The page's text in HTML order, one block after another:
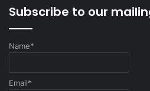
Subscribe to our
Name*
Email*